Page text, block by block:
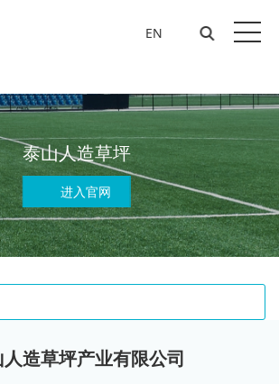
国)官方网站
EN
泰山人造草坪
进入官网
造草坪产业有限公司